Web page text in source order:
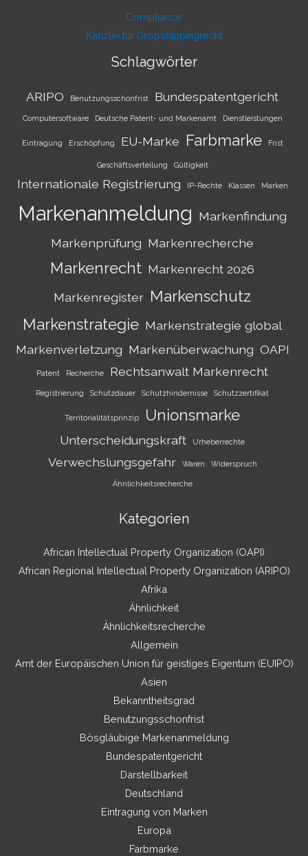
Compliance
Kanzlei für Dropshippingrecht
Schlagwörter
ARIPO Benutzungsschonfrist Bundespatentgericht
Computersoftware Deutsche Patent- und Markenamt Dienstleistungen
Eintragung Erschöpfung EU-Marke Farbmarke Frist
Geschäftsverteilung Gültigkeit
Internationale Registrierung IP-Rechte Klassen Marken
Markenanmeldung Markenfindung
Markenprüfung Markenrecherche
Markenrecht Markenrecht 2026
Markenregister Markenschutz
Markenstrategie Markenstrategie global
Markenverletzung Markenüberwachung OAPI
Patent Recherche Rechtsanwalt Markenrecht
Registrierung Schutzdauer Schutzhindernisse Schutzzertifikat
Territorialitätsprinzip Unionsmarke
Unterscheidungskraft Urheberrechte
Verwechslungsgefahr Waren Widerspruch
Ähnlichkeitsrecherche
Kategorien
African Intellectual Property Organization (OAPI)
African Regional Intellectual Property Organization (ARIPO)
Afrika
Ähnlichkeit
Ähnlichkeitsrecherche
Allgemein
Amt der Europäischen Union für geistiges Eigentum (EUIPO)
Asien
Bekanntheitsgrad
Benutzungsschonfrist
Bösgläubige Markenanmeldung
Bundespatentgericht
Darstellbarkeit
Deutschland
Eintragung von Marken
Europa
Farbmarke